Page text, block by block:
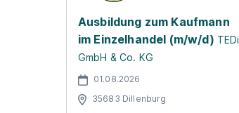
Ausbildung zum Kaufmann
im Einzelhandel (m/w/d) TEDi
GmbH & Co. KG
01.08.2026
35683 Dillenburg